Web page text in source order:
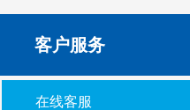
客户服务
在线客服